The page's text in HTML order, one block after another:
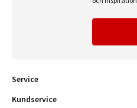
Service
Kundservice